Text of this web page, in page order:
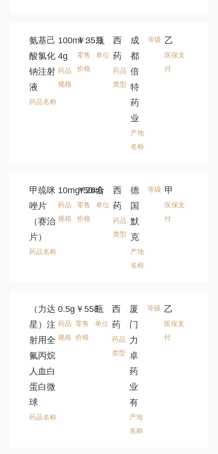
氨基己
酸氯化
钠注射
液
药品名称
100ml：
4g
药品
规格
￥35.3
零售
价格
瓶
单位
西
药
药品
类型
成
都
倍
特
药
业
产地
名称
等级 乙
医保支
付
甲巯咪
唑片
（赛治
片）
药品名称
10mg*50#
药品
规格
￥26.6
零售
价格
合
单位
西
药
药品
类型
德
国
默
克
产地
名称
等级 甲
医保支
付
（力达
星）注
射用全
氟丙烷
人血白
蛋白微
球
药品名称
0.5g
药品
规格
￥558
零售
价格
瓶
单位
西
药
药品
类型
厦
门
力
卓
药
业
有
产地
名称
等级 乙
医保支
付